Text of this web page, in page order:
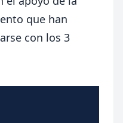
que han
con los 3